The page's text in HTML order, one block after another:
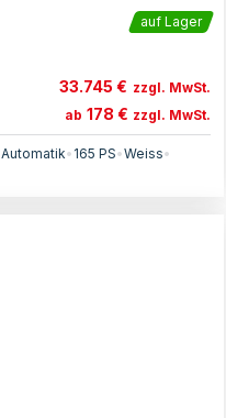
auf Lager
33.745 € zzgl. MwSt.
ab 178 € zzgl. MwSt.
Automatik• 165 PS•Weiss•